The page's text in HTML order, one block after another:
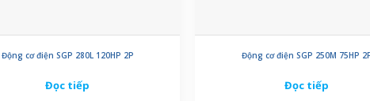
Động cơ điện SGP 280L 120HP 2P
Đọc tiếp
Động cơ điện SGP 250M 75HP
Đọc tiếp